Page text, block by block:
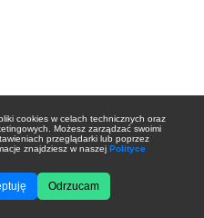
cookies w celach technicznych oraz
Możesz zarządzać swoimi
przeglądarki lub poprzez
znajdziesz w naszej Polityce
Odrzucam